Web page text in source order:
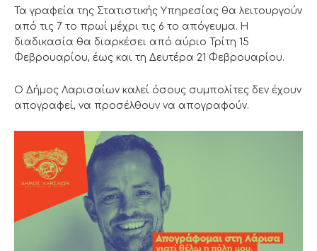
Τα γραφεία της Στατιστικής Υπηρεσίας θα λειτουργούν
από τις 7 το πρωί μέχρι τις 6 το απόγευμα. Η
διαδικασία θα διαρκέσει από αύριο Τρίτη 15
Φεβρουαρίου, έως και τη Δευτέρα 21 Φεβρουαρίου.
Ο Δήμος Λαρισαίων καλεί όσους συμπολίτες δεν έχουν
απογραφεί, να προσέλθουν να απογραφούν.